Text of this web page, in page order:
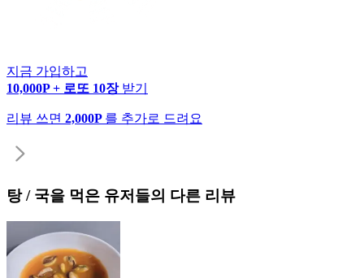
지금 가입하고
10,000P + 로또 10장 받기
리뷰 쓰면 2,000P 를 추가로 드려요
탕 / 국을 먹은 유저들의 다른 리뷰